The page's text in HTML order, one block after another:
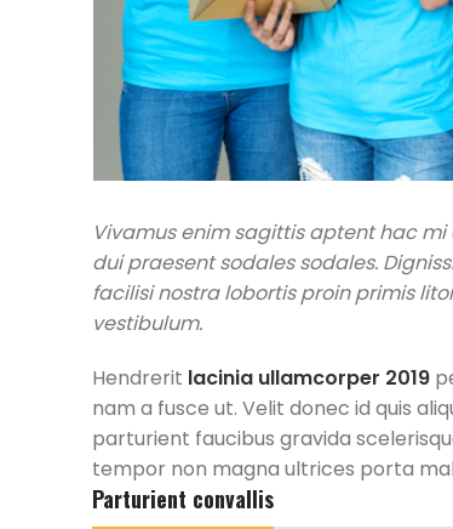
Vivamus enim sagittis aptent hac
dui praesent sodales sodales.
facilisi nostra lobortis proin primis
vestibulum.
Hendrerit lacinia ullamcorper 2019
nam a fusce ut. Velit donec id quis
parturient faucibus gravida
tempor non magna ultrices porta
Parturient convallis